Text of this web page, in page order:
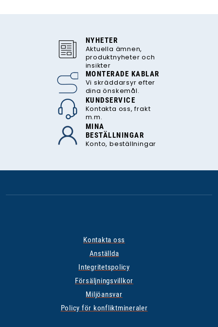
NYHETER
Aktuella ämnen,
produktnyheter och
insikter
MONTERADE KABLAR
Vi skräddarsyr efter
dina önskemål.
KUNDSERVICE
Kontakta oss, frakt
m.m.
MINA
BESTÄLLNINGAR
Konto, beställningar
Kontakta oss
Anställda
Integritetspolicy
Försäljningsvillkor
Miljöansvar
Policy för konfliktmineraler